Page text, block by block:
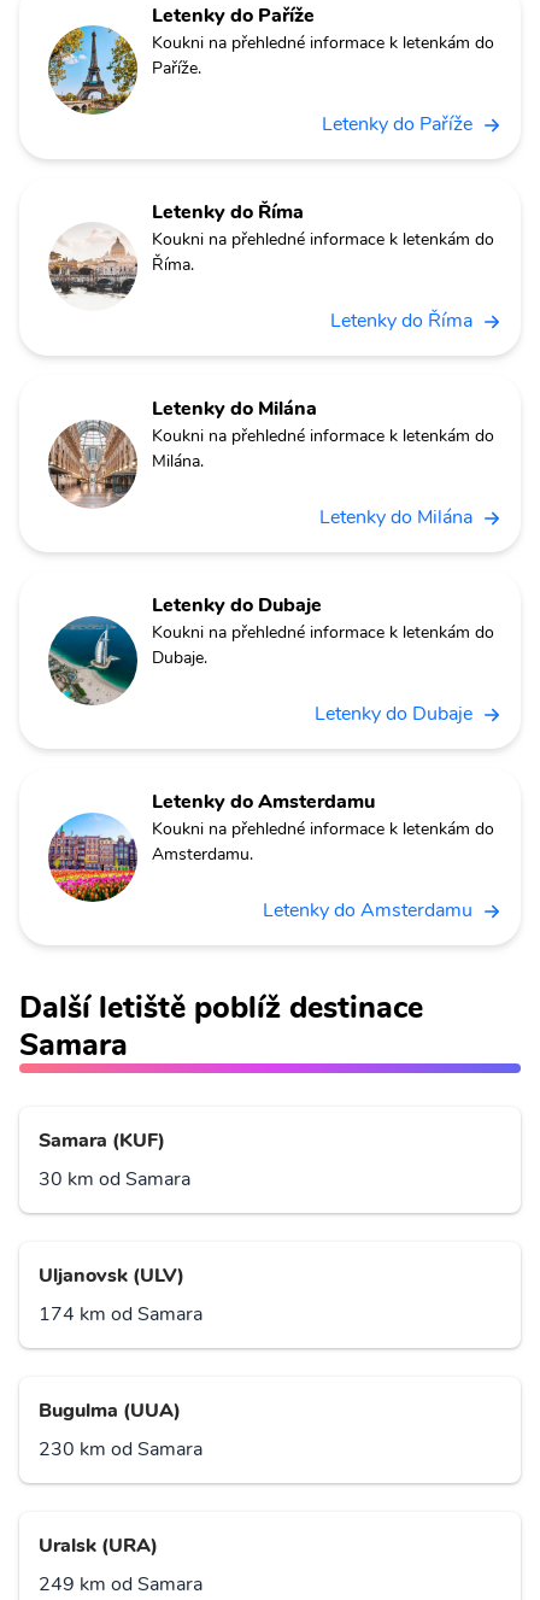
Letenky do Paříže
Koukni na přehledné informace k letenkám do
Paříže.
Letenky do Paříže
Letenky do Říma
Koukni na přehledné informace k letenkám do
Říma.
Letenky do Říma
Letenky do Milána
Koukni na přehledné informace k letenkám do
Milána.
Letenky do Milána
Letenky do Dubaje
Koukni na přehledné informace k letenkám do
Dubaje.
Letenky do Dubaje
Letenky do Amsterdamu
Koukni na přehledné informace k letenkám do
Amsterdamu.
Letenky do Amsterdamu
Další letiště poblíž destinace
Samara
Samara (KUF)
30 km od Samara
Uljanovsk (ULV)
174 km od Samara
Bugulma (UUA)
230 km od Samara
Uralsk (URA)
249 km od Samara